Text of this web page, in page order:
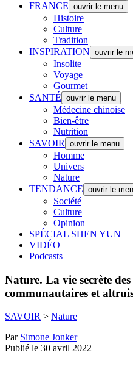
FRANCE ouvrir le menu
Histoire
Culture
Tradition
INSPIRATION ouvrir le
Insolite
Voyage
Gourmet
SANTÉ ouvrir le menu
Médecine chinoise
Bien-être
Nutrition
SAVOIR
ouvrir le menu
Homme
Univers
Nature
TENDANCE ouvrir le
Société
Culture
Opinion
SPÉCIAL SHEN YUN
VIDÉO
Podcasts
Nature. La vie secrète
communautaires et
SAVOIR > Nature
Par Simone Jonker
Publié le 30 avril 2022